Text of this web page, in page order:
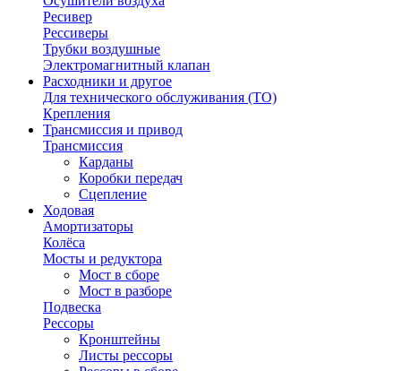
Ресивер
Рессиверы
Трубки воздушные
Электромагнитный клапан
Расходники и другое
Для технического обслуживания (ТО)
Крепления
Трансмиссия и привод
Трансмиссия
Карданы
Коробки передач
Сцепление
Ходовая
Амортизаторы
Колёса
Мосты и редуктора
Мост в сборе
Мост в разборе
Подвеска
Рессоры
Кронштейны
Листы рессоры